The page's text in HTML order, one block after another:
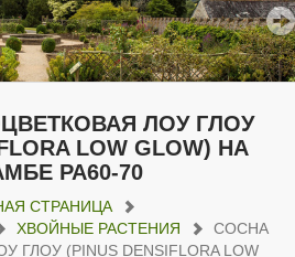
ЛОУ ГЛОУ
LOW GLOW) НА
РА60-70
СТРАНИЦА
ХВОЙНЫЕ РАСТЕНИЯ
СОСНА
(PINUS DENSIFLORA LOW